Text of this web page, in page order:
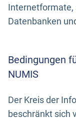
Internetformate,
Datenbanken
Bedingungen
NUMIS
Der Kreis der
beschränkt sich